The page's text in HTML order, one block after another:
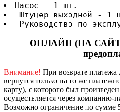
Насос - 1 шт.
Штуцер выходной - 1
Руководство по
ОНЛАЙН (НА
Внимание! При возврате платежа
вернутся только на то же
карту), с которого был
осуществляется через компанию-
Возможно ограничение по сумме